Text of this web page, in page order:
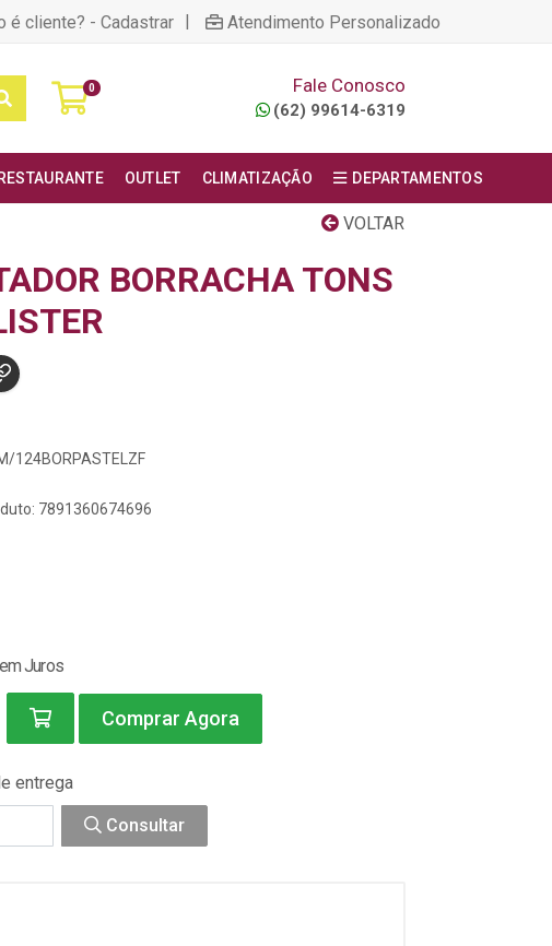
é cliente? - Cadastrar | Atendimento Personalizado
0 Fale Conosco
(62) 99614-6319
OUTLET CLIMATIZAÇÃO DEPARTAMENTOS
VOLTAR
BORRACHA TONS
124BORPASTELZF
7891360674696
Juros
Comprar Agora
entrega
Consultar